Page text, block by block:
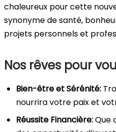
chaleureux pour cette
synonyme de santé,
projets personnels et
Nos rêves pour
Bien-être et Sérénité:
nourrira votre paix et
Réussite Financière:Que